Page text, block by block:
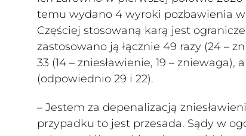
temu wydano 4 wyroki pozbawienia
Częściej stosowaną karą jest
zastosowano ją łącznie 49 razy (24 –
33 (14 – zniesławienie, 19 –
(odpowiednio 29 i 22).
– Jestem za depenalizacją
przypadku to jest przesada. Sądy w